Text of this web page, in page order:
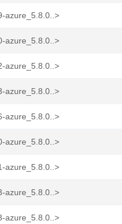
azure_5.8.0..>
azure_5.8.0..>
azure_5.8.0..>
azure_5.8.0..>
azure_5.8.0..>
azure_5.8.0..>
azure_5.8.0..>
azure_5.8.0..>
azure_5.8.0..>